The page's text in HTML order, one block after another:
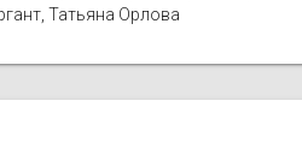
Татьяна Орлова